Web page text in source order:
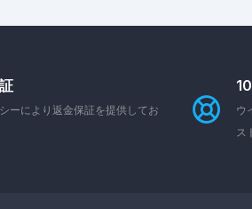
ーにより返金保証を提供してお
ウ
ス